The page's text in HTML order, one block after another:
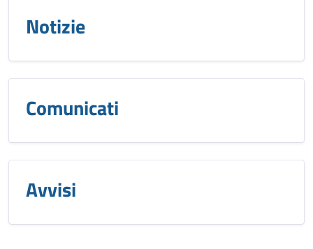
Notizie
Comunicati
Avvisi